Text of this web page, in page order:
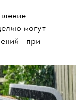
могут
– при